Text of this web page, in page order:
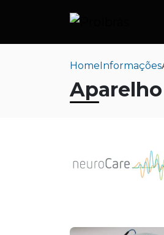
HomeInformações